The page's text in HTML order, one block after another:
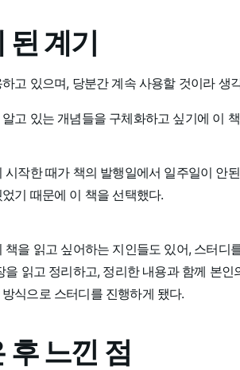
된 계기
고 있으며, 당분간 계속 사용할 것이라 생
고 있는 개념들을 구체화하고 싶기에 이
시작한 때가 책의 발행일에서 일주일이 안
기 때문에 이 책을 선택했다.
책을 읽고 싶어하는 지인들도 있어, 스터디
을 읽고 정리하고, 정리한 내용과 함께 본
식으로 스터디를 진행하게 됐다.
후 느낀 점